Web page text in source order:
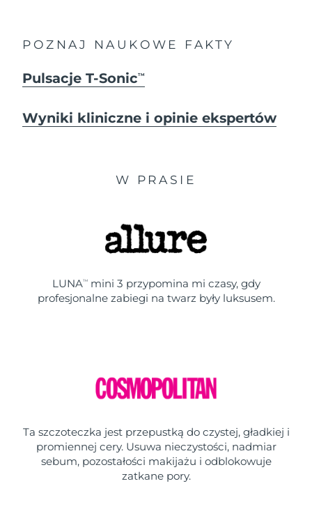
POZNAJ NAUKOWE FAKTY
Pulsacje T-SonicTM
Wyniki kliniczne i opinie ekspertów
W PRASIE
LUNATMmini 3 przypomina mi czasy, gdy
profesjonalne zabiegi na twarz były luksusem.
Ta szczoteczka jest przepustką do czystej, gładkiej i
promiennej cery. Usuwa nieczystości, nadmiar
sebum, pozostałości makijażu i odblokowuje
zatkane pory.